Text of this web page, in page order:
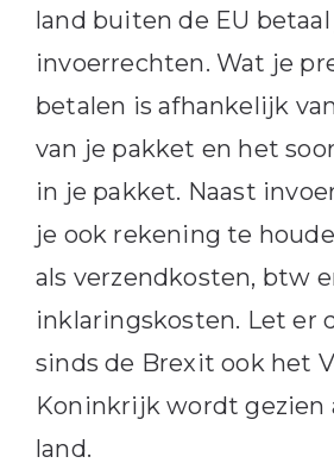
land buiten de EU
invoerrechten. Wat je
betalen is afhankelijk
van je pakket en het
in je pakket. Naast
je ook rekening te
als verzendkosten, btw
inklaringskosten. Let er
sinds de Brexit ook het
Koninkrijk wordt gezien
land.